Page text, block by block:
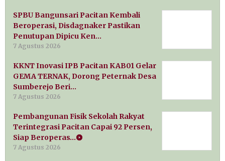
SPBU Bangunsari Pacitan Kembali
Beroperasi, Disdagnaker Pastikan
Penutupan Dipicu Ken…
7 Agustus 2026
KKNT Inovasi IPB Pacitan KAB01 Gelar
GEMA TERNAK, Dorong Peternak Desa
Sumberejo Beri…
7 Agustus 2026
Pembangunan Fisik Sekolah Rakyat
Terintegrasi Pacitan Capai 92 Persen,
Siap Beroperas…
7 Agustus 2026